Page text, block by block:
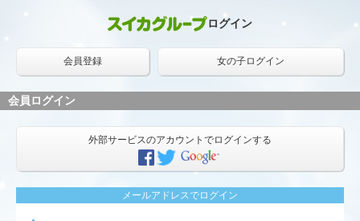
ログイン
会員登録 女の子ログイン
会員ログイン
外部サービスのアカウントでログインする
メールアドレスでログイン